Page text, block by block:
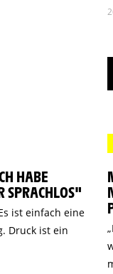
HABE
SPRACHLOS"
ist einfach eine
Druck ist ein